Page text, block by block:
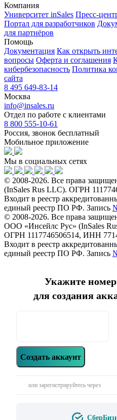
Компания
Университет inSales Пресс-
Портал для разработчиков
для партнёров
Помощь
Документация Как открыть
вопросы Оферта и соглашения
кибербезопасность Политика
сайта
8 495 649-83-14
Москва
info@insales.ru
Отдел по работе с клиентами
8 800 555-10-61
Россия, звонок бесплатный
Мобильное приложение
Мы в социальных сетях
© 2008-2026. Все права
(InSales Rus LLC). ОГРН
Входит в реестр
единый реестр ПО РФ. Запись
© 2008-2026. Все права
ООО «Инсейлс Рус» (InSales
ОГРН 1117746506514, ИНН
Входит в реестр
единый реестр ПО РФ. Запись
Укажите
для создания
Создать аккаунт
или зарегистрируйтесь через